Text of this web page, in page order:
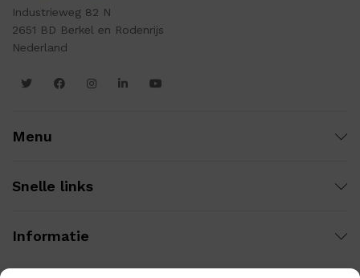
Industrieweg 82 N
2651 BD Berkel en Rodenrijs
Nederland
Menu
Snelle links
Informatie